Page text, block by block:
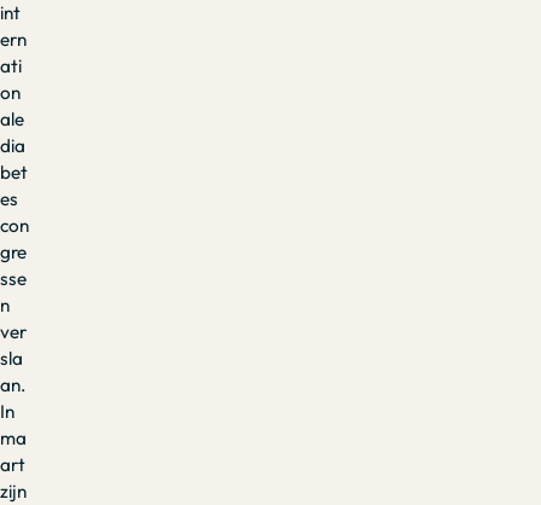
int
ern
ati
on
ale
dia
bet
es
con
gre
sse
n
ver
sla
an.
In
ma
art
zijn